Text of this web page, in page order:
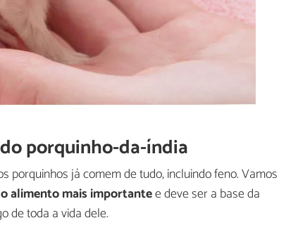
porquinho-da-índia
porquinhos já comem de tudo, incluindo feno. Vamos
alimento mais importantee deve ser a base da
de toda a vida dele.